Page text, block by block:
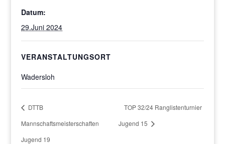
Datum:
29.Juni 2024
VERANSTALTUNGSORT
Wadersloh
DTTB
Mannschaftsmeisterschaften
Jugend 19
TOP 32/24 Ranglistenturnier
Jugend 15